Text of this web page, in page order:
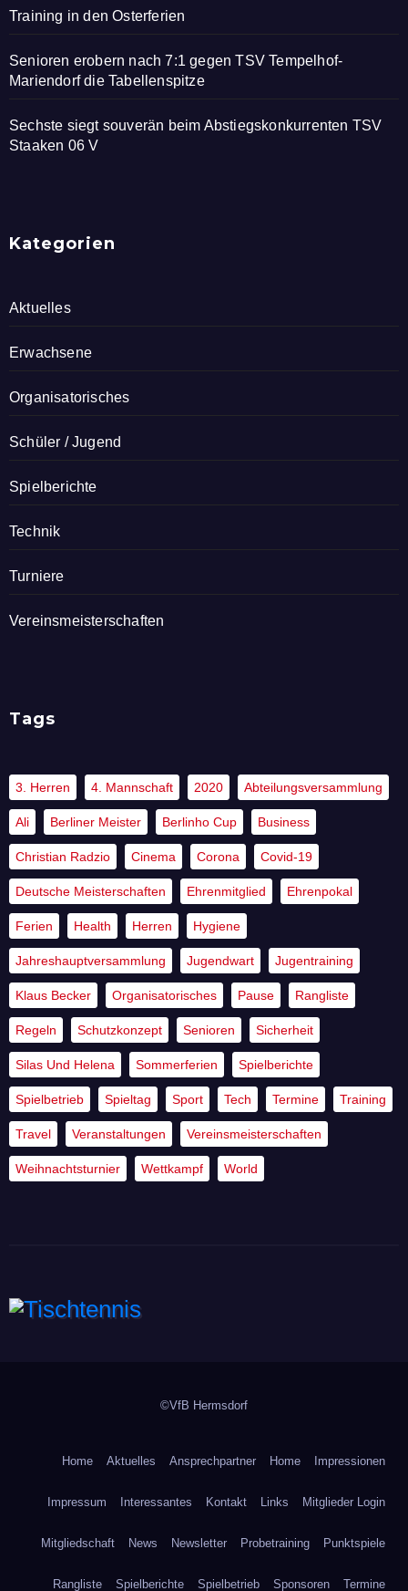
Training in den Osterferien
Senioren erobern nach 7:1 gegen TSV Tempelhof-
Mariendorf die Tabellenspitze
Sechste siegt souverän beim Abstiegskonkurrenten TSV
Staaken 06 V
Kategorien
Aktuelles
Erwachsene
Organisatorisches
Schüler / Jugend
Spielberichte
Technik
Turniere
Vereinsmeisterschaften
Tags
3. Herren 4. Mannschaft 2020 Abteilungsversammlung
Ali Berliner Meister Berlinho Cup Business
Christian Radzio Cinema Corona Covid-19
Deutsche Meisterschaften Ehrenmitglied Ehrenpokal
Ferien Health Herren Hygiene
Jahreshauptversammlung Jugendwart Jugentraining
Klaus Becker Organisatorisches Pause Rangliste
Regeln Schutzkonzept Senioren Sicherheit
Silas Und Helena Sommerferien Spielberichte
Spielbetrieb Spieltag Sport Tech Termine Training
Travel Veranstaltungen Vereinsmeisterschaften
Weihnachtsturnier Wettkampf World
©VfB Hermsdorf
Home Aktuelles Ansprechpartner Home Impressionen
Impressum Interessantes Kontakt Links Mitglieder Login
Mitgliedschaft News Newsletter Probetraining Punktspiele
Rangliste Spielberichte Spielbetrieb Sponsoren Termine